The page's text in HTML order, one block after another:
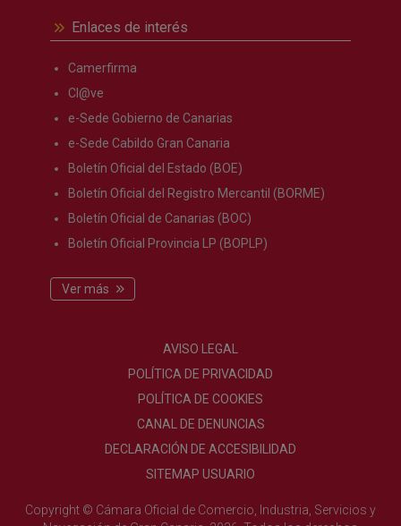
Enlaces de interés
Camerfirma
Cl@ve
e-Sede Gobierno de Canarias
e-Sede Cabildo Gran Canaria
Boletín Oficial del Estado (BOE)
Boletín Oficial del Registro Mercantil (BORME)
Boletín Oficial de Canarias (BOC)
Boletín Oficial Provincia LP (BOPLP)
Ver más
AVISO LEGAL
POLÍTICA DE PRIVACIDAD
POLÍTICA DE COOKIES
CANAL DE DENUNCIAS
DECLARACIÓN DE ACCESIBILIDAD
SITEMAP USUARIO
Copyright © Cámara Oficial de Comercio, Industria, Servicios y